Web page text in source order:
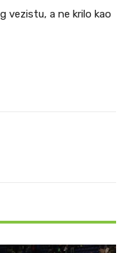
vezistu, a ne krilo kao